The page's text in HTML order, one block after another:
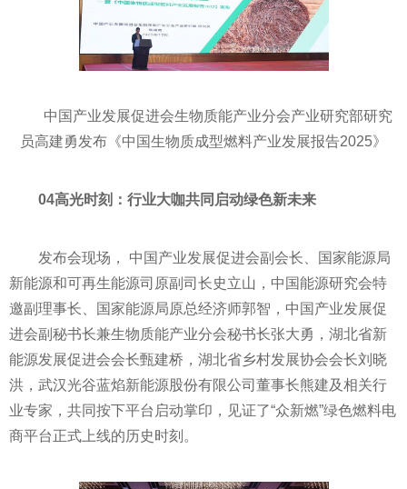
中国产业发展促进会生物质能产业分会产业研究部研究
员高建勇发布《中国生物质成型燃料产业发展报告2025》
04高光时刻：行业大咖共同启动绿色新未来
发布会现场， 中国产业发展促进会副会长、国家能源局
新能源和可再生能源司原副司长史立山，中国能源研究会特
邀副理事长、国家能源局原总经济师郭智，中国产业发展促
进会副秘书长兼生物质能产业分会秘书长张大勇，湖北省新
能源发展促进会会长甄建桥，湖北省乡村发展协会会长刘晓
洪，武汉光谷蓝焰新能源股份有限公司董事长熊建及相关行
业专家，共同按下平台启动掌印，见证了“众新燃”绿色燃料电
商平台正式上线的历史时刻。